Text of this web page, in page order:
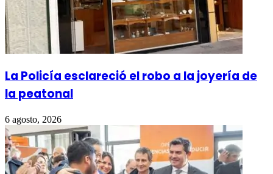
La Policía esclareció el robo a la joyería de
la peatonal
6 agosto, 2026